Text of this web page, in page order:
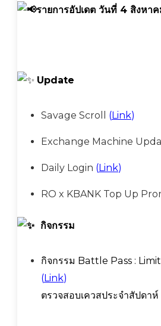
รายการอัปเดต วันที่ 4 สิงหา
Update
Savage Scroll (Link)
Exchange Machine
Daily Login (Link)
RO x KBANK Top Up
กิจกรรม
กิจกรรม Battle Pass :
(Link)
ตรวจสอบเควสประจำสัปดาห์